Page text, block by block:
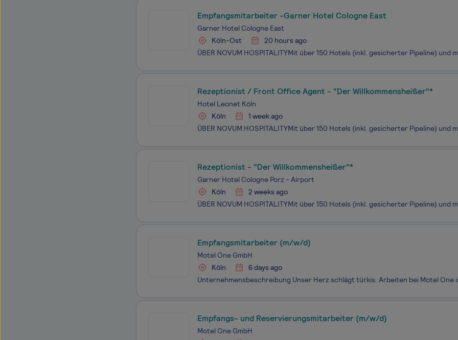
Empfangsmitarbeiter -Garner Hotel Cologne East
Garner Hotel Cologne East
Köln-Ost
20 hours ago
Rezeptionist / Front Office Agent - "Der Willkommensheißer"*
Hotel Leonet Köln
Köln
1 week ago
Rezeptionist - "Der Willkommensheißer"*
Garner Hotel Cologne Porz - Airport
Köln
2 weeks ago
Empfangsmitarbeiter (m/w/d)
Motel One GmbH
Köln
6 days ago
Empfangs- und Reservierungsmitarbeiter (m/w/d)
Motel One GmbH